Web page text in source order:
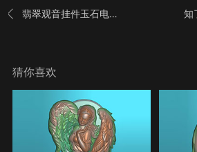
 翡翠观音挂件玉石电脑精雕图_享刻玉石雕刻机 知了
猜你喜欢